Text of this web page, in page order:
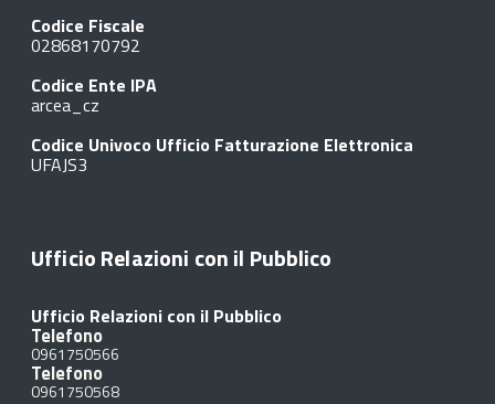
Codice Fiscale
02868170792
Codice Ente IPA
arcea_cz
Codice Univoco Ufficio Fatturazione Elettronica
UFAJS3
Ufficio Relazioni con il Pubblico
Ufficio Relazioni con il Pubblico
Telefono
0961750566
Telefono
0961750568